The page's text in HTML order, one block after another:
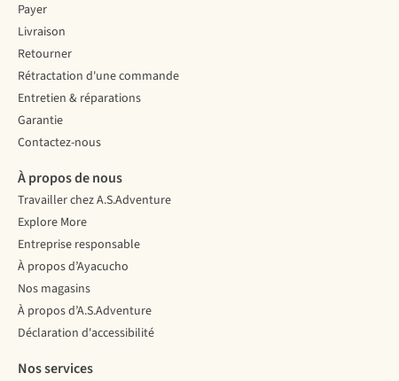
Payer
Livraison
Retourner
Rétractation d'une commande
Entretien & réparations
Garantie
Contactez-nous
À propos de nous
Travailler chez A.S.Adventure
Explore More
Entreprise responsable
À propos d’Ayacucho
Nos magasins
À propos d’A.S.Adventure
Déclaration d'accessibilité
Nos services